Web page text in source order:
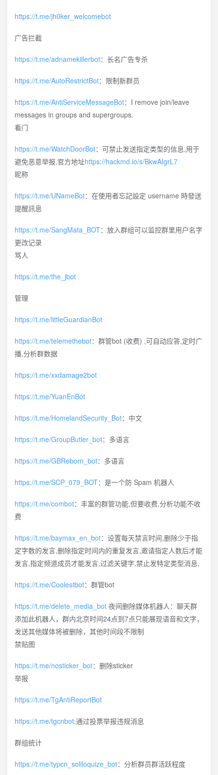
https://t.me/jh0ker_welcomebot
广告拦截
https://t.me/adnamekillerbot：长名广告专杀
https://t.me/AutoRestrictBot：限制新群员
https://t.me/AntiServiceMessageBot：I remove join/leave
messages in groups and supergroups.
看门
https://t.me/WatchDoorBot：可禁止发送指定类型的信息,用于
避免恶意举报,官方地址https://hackmd.io/s/BkwAIgrL7
昵称
https://t.me/UNameBot：在使用者忘記設定 username 時發送
提醒訊息
https://t.me/SangMata_BOT：放入群组可以监控群里用户名字
更改记录
骂人
https://t.me/the_jbot
管理
https://t.me/littleGuardianBot
https://t.me/telemethebot：群管bot (收费) ,可自动应答,定时广
播,分析群数据
https://t.me/xxdamage2bot
https://t.me/YuanEnBot
https://t.me/HomelandSecurity_Bot：中文
https://t.me/GroupButler_bot：多语言
https://t.me/GBReborn_bot：多语言
https://t.me/SCP_079_BOT：是一个防 Spam 机器人
https://t.me/combot：丰富的群管功能,但要收费,分析功能不收
费
https://t.me/baymax_en_bot：设置每天禁言时间,删除少于指
定字数的发言,删除指定时间内的重复发言,邀请指定人数后才能
发言,指定频道成员才能发言,过滤关键字,禁止发特定类型消息,
https://t.me/Coolestbot：群管bot
https://t.me/delete_media_bot 夜间删除媒体机器人：聊天群
添加此机器人，群内北京时间24点到7点只能展现语音和文字，
发送其他媒体将被删除，其他时间段不限制
禁贴图
https://t.me/nosticker_bot：删除sticker
举报
https://t.me/TgAntiReportBot
https://t.me/tgcnbot:通过投票举报违规消息
群组统计
https://t.me/typcn_soliloquize_bot：分析群员群活跃程度